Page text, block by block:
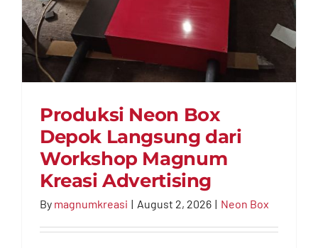
Produksi Neon Box
Depok Langsung dari
Workshop Magnum
Produksi Neon Box
Depok Langsung dari
Workshop Magnum
Kreasi Advertising
By magnumkreasi | August 2, 2026 | Neon Box